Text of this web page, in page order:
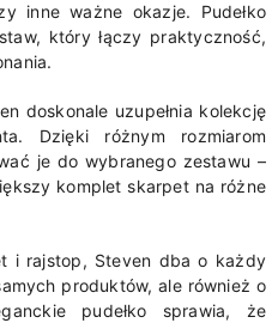
inne ważne okazje. Pudełko
który łączy praktyczność,
doskonale uzupełnia kolekcję
Dzięki różnym rozmiarom
je do wybranego zestawu –
komplet skarpet na różne
i rajstop, Steven dba o każdy
produktów, ale również o
pudełko sprawia, że